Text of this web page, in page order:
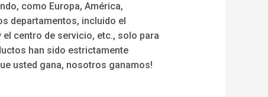
como Europa, América,
departamentos, incluido el
centro de servicio, etc., solo para
han sido estrictamente
usted gana, nosotros ganamos!